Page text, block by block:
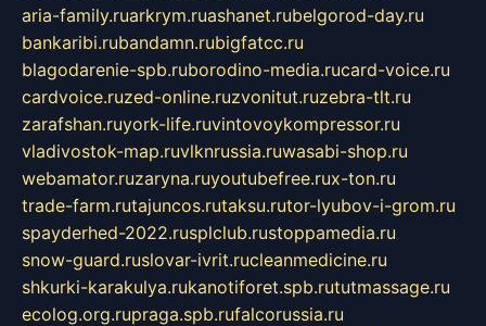
aria-family.ruarkrym.ruashanet.rubelgorod-day.ru
bankaribi.rubandamn.rubigfatcc.ru
blagodarenie-spb.ruborodino-media.rucard-voice.ru
cardvoice.ruzed-online.ruzvonitut.ruzebra-tlt.ru
zarafshan.ruyork-life.ruvintovoykompressor.ru
vladivostok-map.ruvlknrussia.ruwasabi-shop.ru
webamator.ruzaryna.ruyoutubefree.rux-ton.ru
trade-farm.rutajuncos.rutaksu.rutor-lyubov-i-grom.ru
spayderhed-2022.rusplclub.rustoppamedia.ru
snow-guard.ruslovar-ivrit.rucleanmedicine.ru
shkurki-karakulya.rukanotiforet.spb.rututmassage.ru
ecolog.org.rupraga.spb.rufalcorussia.ru